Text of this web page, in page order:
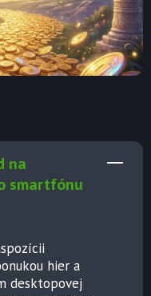
na
smartfónu
hier a
desktopovej